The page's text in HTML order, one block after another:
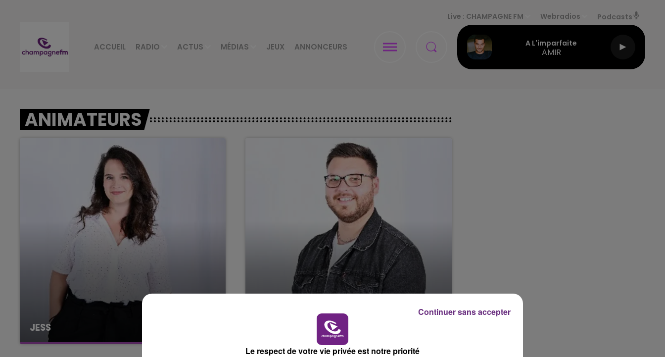
ACCUEIL RADIO ACTUS MÉDIAS JEUX ANNONCEURS
Live : CHAMPAGNE FM Webradios Podcasts
A L'imparfaite
AMIR
ANIMATEURS
JESS
Le respect de votre vie privée est notre priorité
Continuer sans accepter